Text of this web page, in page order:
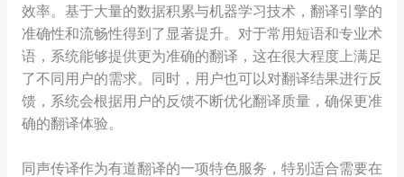
效率。基于大量的数据积累与机器学习技术，翻译引擎的
准确性和流畅性得到了显著提升。对于常用短语和专业术
语，系统能够提供更为准确的翻译，这在很大程度上满足
了不同用户的需求。同时，用户也可以对翻译结果进行反
馈，系统会根据用户的反馈不断优化翻译质量，确保更准
确的翻译体验。
同声传译作为有道翻译的一项特色服务，特别适合需要在